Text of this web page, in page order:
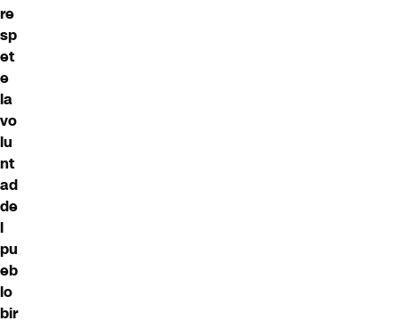
re
sp
et
e
la
vo
lu
nt
ad
de
l
pu
eb
lo
bir